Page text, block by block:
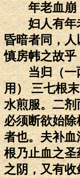
年老血崩
妇人有年老
昏暗者同，
慎房帏之故
当归（一两
用） 三七根
水煎服。二
必须断欲始
者也。夫补
根乃止血之
之阴，又有